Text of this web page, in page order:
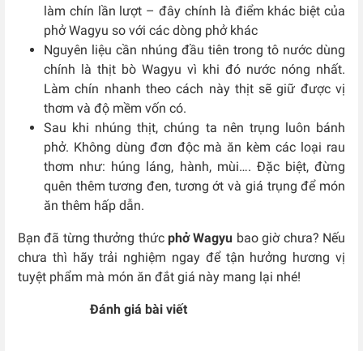
làm chín lần lượt – đây chính là điểm khác biệt của
phở Wagyu so với các dòng phở khác
Nguyên liệu cần nhúng đầu tiên trong tô nước dùng
chính là thịt bò Wagyu vì khi đó nước nóng nhất.
Làm chín nhanh theo cách này thịt sẽ giữ được vị
thơm và độ mềm vốn có.
Sau khi nhúng thịt, chúng ta nên trụng luôn bánh
phở. Không dùng đơn độc mà ăn kèm các loại rau
thơm như: húng láng, hành, mùi…. Đặc biệt, đừng
quên thêm tương đen, tương ớt và giá trụng để món
ăn thêm hấp dẫn.
Bạn đã từng thưởng thức phở Wagyu bao giờ chưa? Nếu
chưa thì hãy trải nghiệm ngay để tận hưởng hương vị
tuyệt phẩm mà món ăn đắt giá này mang lại nhé!
Đánh giá bài viết